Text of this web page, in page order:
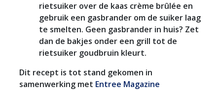
rietsuiker over de kaas crème brûlée en
gebruik een gasbrander om de suiker laag
te smelten. Geen gasbrander in huis? Zet
dan de bakjes onder een grill tot de
rietsuiker goudbruin kleurt.
Dit recept is tot stand gekomen in
samenwerking met Entree Magazine